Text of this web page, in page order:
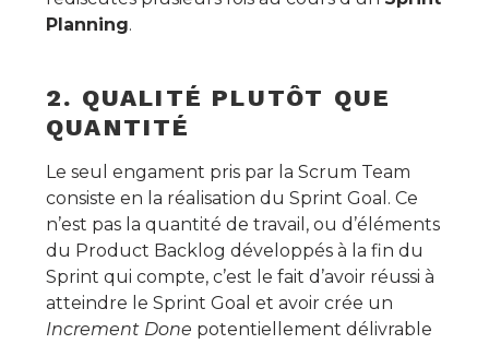
Planning.
2. QUALITÉ PLUTÔT QUE
QUANTITÉ
Le seul engament pris par la Scrum Team
consiste en la réalisation du Sprint Goal. Ce
n’est pas la quantité de travail, ou d’éléments
du Product Backlog développés à la fin du
Sprint qui compte, c’est le fait d’avoir réussi à
atteindre le Sprint Goal et avoir crée un
Increment Done potentiellement délivrable